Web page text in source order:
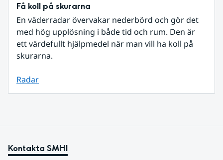
Få koll på skurarna
En väderradar övervakar nederbörd och gör det
med hög upplösning i både tid och rum. Den är
ett värdefullt hjälpmedel när man vill ha koll på
skurarna.
Radar
Kontakta SMHI